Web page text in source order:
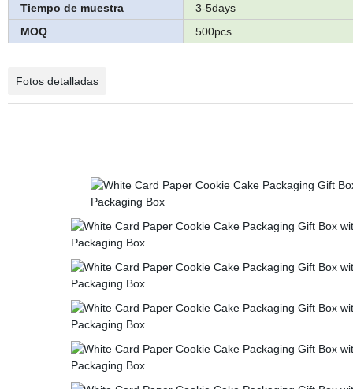
Tiempo de muestra
3-5days
MOQ
500pcs
Fotos detalladas